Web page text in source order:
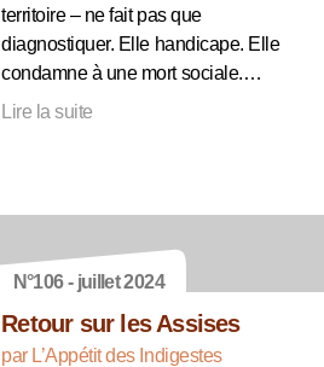
territoire – ne fait pas que
diagnostiquer. Elle handicape. Elle
condamne à une mort sociale.…
Lire la suite
N°106 - juillet 2024
Retour sur les Assises
par L’Appétit des Indigestes